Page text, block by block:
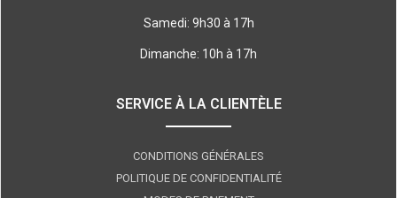
Samedi: 9h30 à 17h
Dimanche: 10h à 17h
SERVICE À LA CLIENTÈLE
CONDITIONS GÉNÉRALES
POLITIQUE DE CONFIDENTIALITÉ